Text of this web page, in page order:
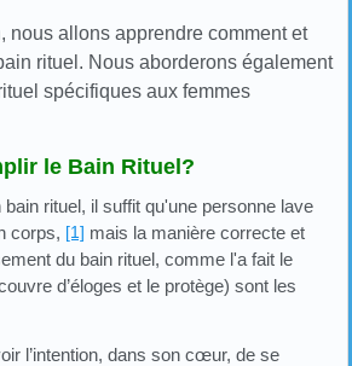
nous allons apprendre comment et
rituel. Nous aborderons également
spécifiques aux femmes
le Bain Rituel?
rituel, il suffit qu'une personne lave
corps, [1] mais la manière correcte et
du bain rituel, comme l'a fait le
d’éloges et le protège) sont les
l’intention, dans son cœur, de se